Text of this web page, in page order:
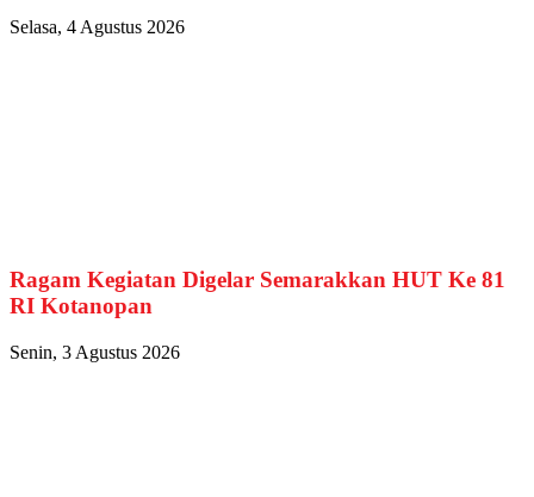
Selasa, 4 Agustus 2026
Ragam Kegiatan Digelar Semarakkan HUT Ke 81
RI Kotanopan
Senin, 3 Agustus 2026